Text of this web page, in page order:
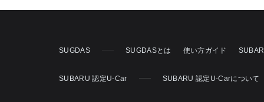
SUGDAS SUGDASとは 使い方ガイド
SUBARU 認定U-Car SUBARU 認定U-Carについて